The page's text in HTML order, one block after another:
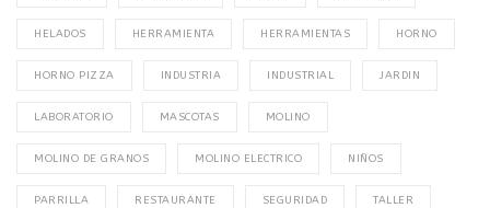
HELADOS HERRAMIENTA HERRAMIENTAS HORNO
HORNO PIZZA INDUSTRIA INDUSTRIAL JARDIN
LABORATORIO MASCOTAS MOLINO
MOLINO DE GRANOS MOLINO ELECTRICO NIÑOS
PARRILLA RESTAURANTE SEGURIDAD TALLER